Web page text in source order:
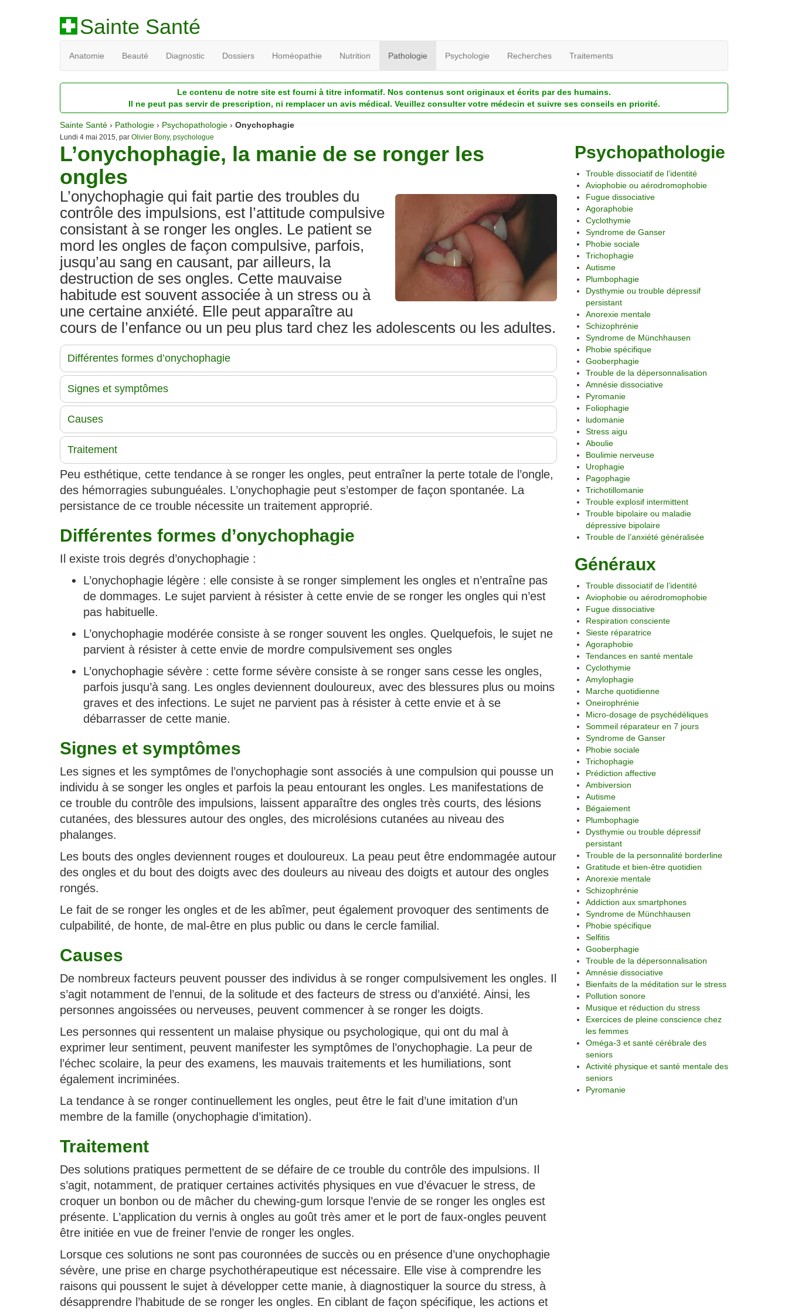
Sainte Santé
Anatomie Beauté Diagnostic Dossiers Homéopathie Nutrition Pathologie Psychologie Recherches Traitements
Le contenu de notre site est fourni à titre informatif. Nos contenus sont originaux et écrits par des humains.
Il ne peut pas servir de prescription, ni remplacer un avis médical. Veuillez consulter votre médecin et suivre ses conseils en priorité.
Sainte Santé › Pathologie › Psychopathologie › Onychophagie
Lundi 4 mai 2015, par Olivier Bony, psychologue
L’onychophagie, la manie de se ronger les
ongles
L’onychophagie qui fait partie des troubles du
contrôle des impulsions, est l’attitude compulsive
consistant à se ronger les ongles. Le patient se
mord les ongles de façon compulsive, parfois,
jusqu’au sang en causant, par ailleurs, la
destruction de ses ongles. Cette mauvaise
habitude est souvent associée à un stress ou à
une certaine anxiété. Elle peut apparaître au
cours de l’enfance ou un peu plus tard chez les adolescents ou les adultes.
Différentes formes d’onychophagie
Signes et symptômes
Causes
Traitement
Peu esthétique, cette tendance à se ronger les ongles, peut entraîner la perte totale de l’ongle,
des hémorragies subunguéales. L’onychophagie peut s’estomper de façon spontanée. La
persistance de ce trouble nécessite un traitement approprié.
Différentes formes d’onychophagie
Il existe trois degrés d’onychophagie :
L’onychophagie légère : elle consiste à se ronger simplement les ongles et n’entraîne pas
de dommages. Le sujet parvient à résister à cette envie de se ronger les ongles qui n’est
pas habituelle.
L’onychophagie modérée consiste à se ronger souvent les ongles. Quelquefois, le sujet ne
parvient à résister à cette envie de mordre compulsivement ses ongles
L’onychophagie sévère : cette forme sévère consiste à se ronger sans cesse les ongles,
parfois jusqu’à sang. Les ongles deviennent douloureux, avec des blessures plus ou moins
graves et des infections. Le sujet ne parvient pas à résister à cette envie et à se
débarrasser de cette manie.
Signes et symptômes
Les signes et les symptômes de l’onychophagie sont associés à une compulsion qui pousse un
individu à se songer les ongles et parfois la peau entourant les ongles. Les manifestations de
ce trouble du contrôle des impulsions, laissent apparaître des ongles très courts, des lésions
cutanées, des blessures autour des ongles, des microlésions cutanées au niveau des
phalanges.
Les bouts des ongles deviennent rouges et douloureux. La peau peut être endommagée autour
des ongles et du bout des doigts avec des douleurs au niveau des doigts et autour des ongles
rongés.
Le fait de se ronger les ongles et de les abîmer, peut également provoquer des sentiments de
culpabilité, de honte, de mal-être en plus public ou dans le cercle familial.
Causes
De nombreux facteurs peuvent pousser des individus à se ronger compulsivement les ongles. Il
s’agit notamment de l’ennui, de la solitude et des facteurs de stress ou d’anxiété. Ainsi, les
personnes angoissées ou nerveuses, peuvent commencer à se ronger les doigts.
Les personnes qui ressentent un malaise physique ou psychologique, qui ont du mal à
exprimer leur sentiment, peuvent manifester les symptômes de l’onychophagie. La peur de
l’échec scolaire, la peur des examens, les mauvais traitements et les humiliations, sont
également incriminées.
La tendance à se ronger continuellement les ongles, peut être le fait d’une imitation d’un
membre de la famille (onychophagie d’imitation).
Traitement
Des solutions pratiques permettent de se défaire de ce trouble du contrôle des impulsions. Il
s’agit, notamment, de pratiquer certaines activités physiques en vue d’évacuer le stress, de
croquer un bonbon ou de mâcher du chewing-gum lorsque l’envie de se ronger les ongles est
présente. L’application du vernis à ongles au goût très amer et le port de faux-ongles peuvent
être initiée en vue de freiner l’envie de ronger les ongles.
Lorsque ces solutions ne sont pas couronnées de succès ou en présence d’une onychophagie
sévère, une prise en charge psychothérapeutique est nécessaire. Elle vise à comprendre les
raisons qui poussent le sujet à développer cette manie, à diagnostiquer la source du stress, à
désapprendre l’habitude de se ronger les ongles. En ciblant de façon spécifique, les actions et
Psychopathologie
Trouble dissociatif de l’identité
Aviophobie ou aérodromophobie
Fugue dissociative
Agoraphobie
Cyclothymie
Syndrome de Ganser
Phobie sociale
Trichophagie
Autisme
Plumbophagie
Dysthymie ou trouble dépressif
persistant
Anorexie mentale
Schizophrénie
Syndrome de Münchhausen
Phobie spécifique
Gooberphagie
Trouble de la dépersonnalisation
Amnésie dissociative
Pyromanie
Foliophagie
ludomanie
Stress aigu
Aboulie
Boulimie nerveuse
Urophagie
Pagophagie
Trichotillomanie
Trouble explosif intermittent
Trouble bipolaire ou maladie
dépressive bipolaire
Trouble de l’anxiété généralisée
Généraux
Trouble dissociatif de l’identité
Aviophobie ou aérodromophobie
Fugue dissociative
Respiration consciente
Sieste réparatrice
Agoraphobie
Tendances en santé mentale
Cyclothymie
Amylophagie
Marche quotidienne
Oneirophrénie
Micro-dosage de psychédéliques
Sommeil réparateur en 7 jours
Syndrome de Ganser
Phobie sociale
Trichophagie
Prédiction affective
Ambiversion
Autisme
Bégaiement
Plumbophagie
Dysthymie ou trouble dépressif
persistant
Trouble de la personnalité borderline
Gratitude et bien-être quotidien
Anorexie mentale
Schizophrénie
Addiction aux smartphones
Syndrome de Münchhausen
Phobie spécifique
Selfitis
Gooberphagie
Trouble de la dépersonnalisation
Amnésie dissociative
Bienfaits de la méditation sur le stress
Pollution sonore
Musique et réduction du stress
Exercices de pleine conscience chez
les femmes
Oméga-3 et santé cérébrale des
seniors
Activité physique et santé mentale des
seniors
Pyromanie